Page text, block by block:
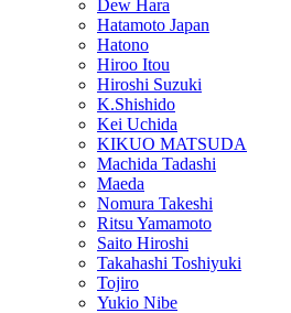
Dew Hara
Hatamoto Japan
Hatono
Hiroo Itou
Hiroshi Suzuki
K.Shishido
Kei Uchida
KIKUO MATSUDA
Machida Tadashi
Maeda
Nomura Takeshi
Ritsu Yamamoto
Saito Hiroshi
Takahashi Toshiyuki
Tojiro
Yukio Nibe